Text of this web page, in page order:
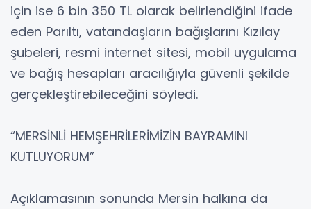
için ise 6 bin 350 TL olarak belirlendiğini ifade
eden Parıltı, vatandaşların bağışlarını Kızılay
şubeleri, resmi internet sitesi, mobil uygulama
ve bağış hesapları aracılığıyla güvenli şekilde
gerçekleştirebileceğini söyledi.
“MERSİNLİ HEMŞEHRİLERİMİZİN BAYRAMINI
KUTLUYORUM”
Açıklamasının sonunda Mersin halkına da